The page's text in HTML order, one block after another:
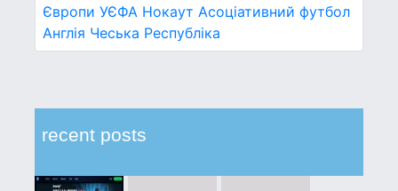
Європи УЄФА Нокаут Асоціативний футбол
Англія Чеська Республіка
recent posts